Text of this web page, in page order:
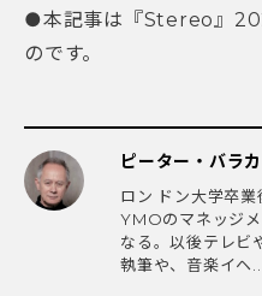
●本記事は『Stereo』
のです。
ピーター・バラ
ロン ドン大学卒
YMOのマネッジ
なる。以後テレビ
執筆や、音楽イヘ